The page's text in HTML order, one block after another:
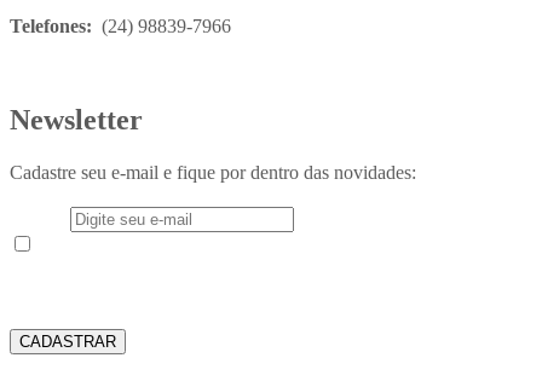
Telefones: (24) 98839-7966
Newsletter
Cadastre seu e-mail e fique por dentro das novidades:
CADASTRAR